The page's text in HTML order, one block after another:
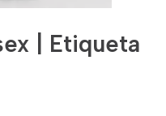
| Etiqueta